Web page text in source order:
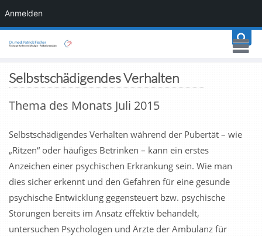
Anmelden
Selbstschädigendes Verhalten
Thema des Monats Juli 2015
Selbstschädigendes Verhalten während der Pubertät – wie
„Ritzen“ oder häufiges Betrinken – kann ein erstes
Anzeichen einer psychischen Erkrankung sein. Wie man
dies sicher erkennt und den Gefahren für eine gesunde
psychische Entwicklung gegensteuert bzw. psychische
Störungen bereits im Ansatz effektiv behandelt,
untersuchen Psychologen und Ärzte der Ambulanz für